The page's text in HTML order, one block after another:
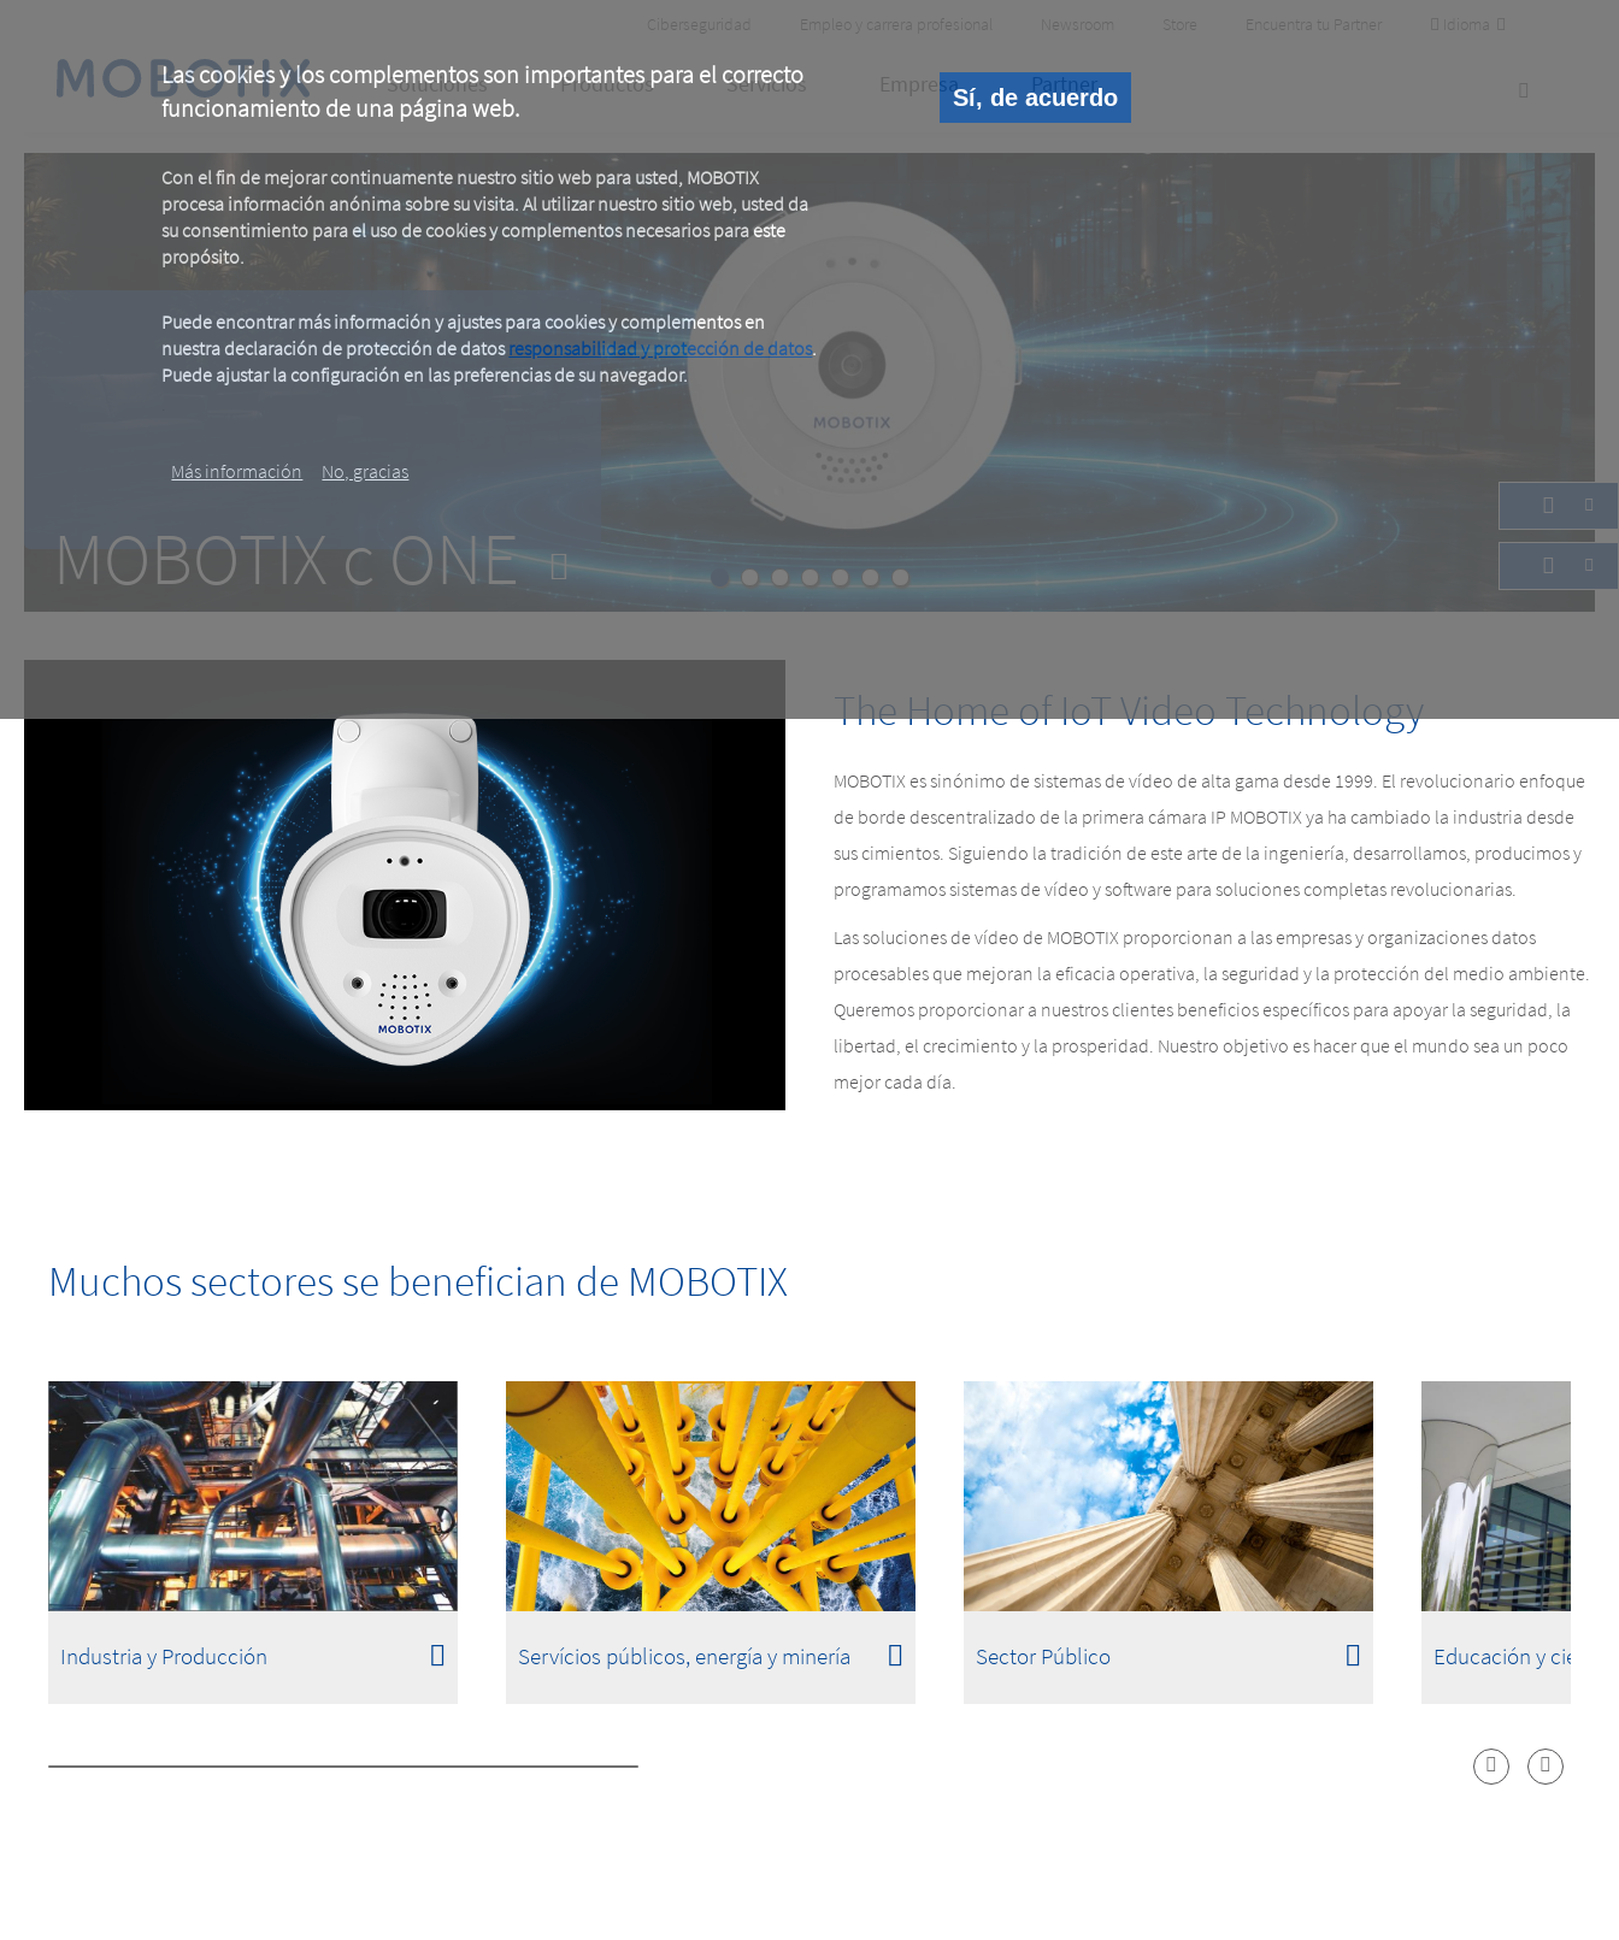
Las cookies y los complementos son importantes para el correcto
funcionamiento de una página web.
Con el fin de mejorar continuamente nuestro sitio web para usted, MOBOTIX
procesa información anónima sobre su visita. Al utilizar nuestro sitio web, usted da
su consentimiento para el uso de cookies y complementos necesarios para este
propósito.
Puede encontrar más información y ajustes para cookies y complementos en
nuestra declaración de protección de datosresponsabilidad y protección de datos.
Puede ajustar la configuración en las preferencias de su navegador.
Más información No, gracias
Sí, de acuerdo
content
Header
Meta
Ciberseguridad Empleo y carrera profesional Newsroom Store Encuentra tu Partner Idioma
Main
navigation
Soluciones Productos Servicios Empresa Partner
MOBOTIX c ONE
One Room. One Sensor. Done.
MOBOTIX c ONE
One Room. One Sensor. Done.
The Home of IoT Video Technology
MOBOTIX es sinónimo de sistemas de vídeo de alta gama desde 1999. El revolucionario enfoque
de borde descentralizado de la primera cámara IP MOBOTIX ya ha cambiado la industria desde
sus cimientos. Siguiendo la tradición de este arte de la ingeniería, desarrollamos, producimos y
programamos sistemas de vídeo y software para soluciones completas revolucionarias.
Las soluciones de vídeo de MOBOTIX proporcionan a las empresas y organizaciones datos
procesables que mejoran la eficacia operativa, la seguridad y la protección del medio ambiente.
Queremos proporcionar a nuestros clientes beneficios específicos para apoyar la seguridad, la
libertad, el crecimiento y la prosperidad. Nuestro objetivo es hacer que el mundo sea un poco
mejor cada día.
Muchos sectores se benefician de MOBOTIX
Industria y Producción Servícios públicos, energía y minería Sector Público Educación y ciencia